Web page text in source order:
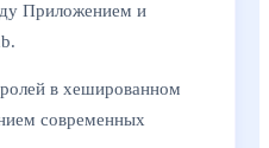
Приложением и
в хешированном
современных